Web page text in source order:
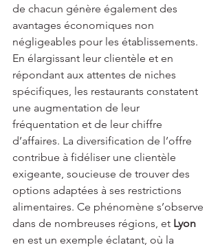
de chacun génère également des
avantages économiques non
négligeables pour les établissements.
En élargissant leur clientèle et en
répondant aux attentes de niches
spécifiques, les restaurants constatent
une augmentation de leur
fréquentation et de leur chiffre
d’affaires. La diversification de l’offre
contribue à fidéliser une clientèle
exigeante, soucieuse de trouver des
options adaptées à ses restrictions
alimentaires. Ce phénomène s’observe
dans de nombreuses régions, et Lyon
en est un exemple éclatant, où la